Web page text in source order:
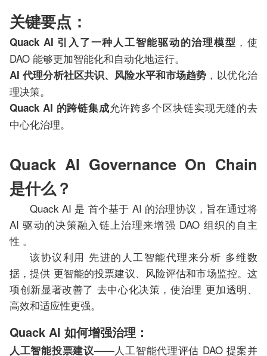
关键要点：
Quack AI 引入了一种人工智能驱动的治理模型 ，使
DAO 能够更加智能化和自动化地运行。
AI 代理分析社区共识、风险水平和市场趋势 ，以优化治
理决策。
Quack AI 的跨链集成允许跨多个区块链实现无缝的去
中心化治理。
Quack AI Governance On Chain
是什么？
Quack AI 是 首个基于 AI 的治理协议，旨在通过将
AI 驱动的决策融入链上治理来增强 DAO 组织的自主
性 。
该协议利用 先进的人工智能代理来分析 多维数
据，提供 更智能的投票建议、风险评估和市场监控。这
项创新显著改善了 去中心化决策，使治理 更加透明、
高效和适应性更强。
Quack AI 如何增强治理：
人工智能投票建议——人工智能代理评估 DAO 提案并